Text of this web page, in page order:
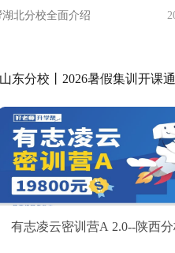
北分校全面介绍
集训日常！沉浸式高效学习
暑假集训开课通知
有志凌云密训营A 2.0--陕西